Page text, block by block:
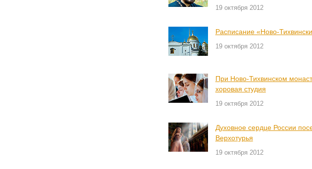
19 октября 2012
Расписание «Ново-
19 октября 2012
При Ново-Тихвинском
хоровая студия
19 октября 2012
Духовное сердце России
Верхотурья
19 октября 2012